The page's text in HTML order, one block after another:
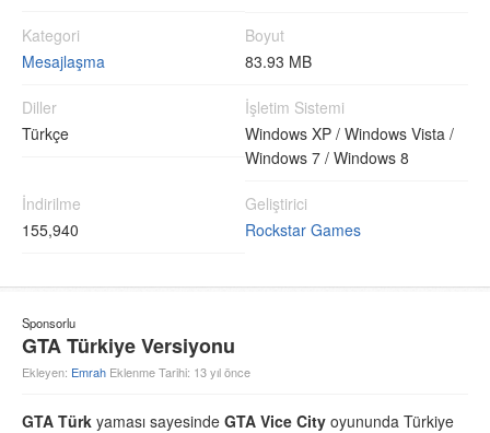
Kategori
Mesajlaşma
Boyut
83.93 MB
Diller
Türkçe
İşletim Sistemi
Windows XP / Windows Vista /
Windows 7 / Windows 8
İndirilme
155,940
Geliştirici
Rockstar Games
Sponsorlu
GTA Türkiye Versiyonu
Ekleyen: Emrah Eklenme Tarihi: 13 yıl önce
GTA Türk yaması sayesinde GTA Vice City oyununda Türkiye